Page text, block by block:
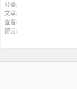
分类:
文章:
查看:
留言: